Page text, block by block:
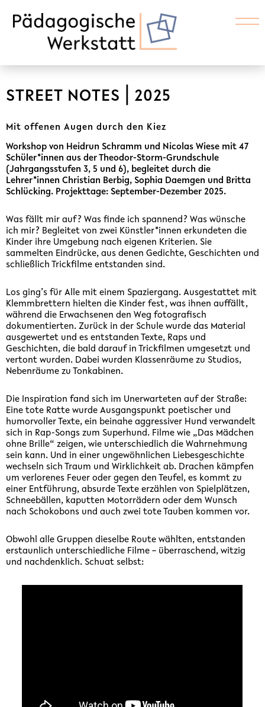
STREET NOTES ⎜2025
Mit offenen Augen durch den Kiez
Workshop von Heidrun Schramm und Nicolas Wiese mit 47
Schüler*innen aus der Theodor-Storm-Grundschule
(Jahrgangsstufen 3, 5 und 6), begleitet durch die
Lehrer*innen Christian Berbig, Sophia Daemgen und Britta
Schlücking. Projekttage: September-Dezember 2025.
Was fällt mir auf? Was finde ich spannend? Was wünsche
ich mir? Begleitet von zwei Künstler*innen erkundeten die
Kinder ihre Umgebung nach eigenen Kriterien. Sie
sammelten Eindrücke, aus denen Gedichte, Geschichten und
schließlich Trickfilme entstanden sind.
Los ging’s für Alle mit einem Spaziergang. Ausgestattet mit
Klemmbrettern hielten die Kinder fest, was ihnen auffällt,
während die Erwachsenen den Weg fotografisch
dokumentierten. Zurück in der Schule wurde das Material
ausgewertet und es entstanden Texte, Raps und
Geschichten, die bald darauf in Trickfilmen umgesetzt und
vertont wurden. Dabei wurden Klassenräume zu Studios,
Nebenräume zu Tonkabinen.
Die Inspiration fand sich im Unerwarteten auf der Straße:
Eine tote Ratte wurde Ausgangspunkt poetischer und
humorvoller Texte, ein beinahe aggressiver Hund verwandelt
sich in Rap-Songs zum Superhund. Filme wie „Das Mädchen
ohne Brille“ zeigen, wie unterschiedlich die Wahrnehmung
sein kann. Und in einer ungewöhnlichen Liebesgeschichte
wechseln sich Traum und Wirklichkeit ab. Drachen kämpfen
um verlorenes Feuer oder gegen den Teufel, es kommt zu
einer Entführung, absurde Texte erzählen von Spielplätzen,
Schneebällen, kaputten Motorrädern oder dem Wunsch
nach Schokobons und auch zwei tote Tauben kommen vor.
Obwohl alle Gruppen dieselbe Route wählten, entstanden
erstaunlich unterschiedliche Filme – überraschend, witzig
und nachdenklich. Schuat selbst: